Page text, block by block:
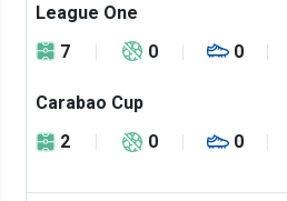
League One
7
0 0
Carabao Cup
2
0 0